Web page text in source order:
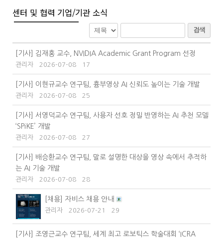
센터 및 협력 기업/기관 소식
검색
[기사] 김재홍 교수, NVIDIA Academic Grant Program 선정
관리자 2026-07-08 17
[기사] 이현규교수 연구팀, 흉부영상 AI 신뢰도 높이는 기술 개발
관리자 2026-07-08 25
[기사] 서영덕교수 연구팀, 사용자 선호 정밀 반영하는 AI 추천 모델
‘SPiKE’ 개발
관리자 2026-07-08 27
[기사] 배승환교수 연구팀, 말로 설명한 대상을 영상 속에서 추적하
는 AI 기술 개발
관리자 2026-07-08 28
[채용] 자비스 채용 안내
관리자 2026-07-21 29
[기사] 조영근교수 연구팀, 세계 최고 로보틱스 학술대회 ‘ICRA